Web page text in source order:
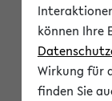
können Ihre
Wirkung für
finden Sie